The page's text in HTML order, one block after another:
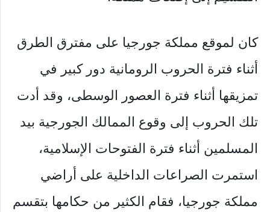
كان لموقع مملكة جورجيا على مفترق الطرق
أثناء فترة الحروب الرومانية دور كبير في
تمزيقها أثناء فترة العصور الوسطى، وقد أدت
تلك الحروب إلى وقوع الممالك الجورجية بيد
المسلمين أثناء فترة الفتوحات الإسلامية،
استمرت الصراعات الداخلية على أراضي
مملكة جورجيا، فقام الكثير من حكامها بتقسم